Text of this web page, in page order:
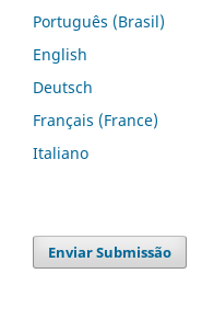
Português (Brasil)
English
Deutsch
Français (France)
Italiano
Enviar Submissão